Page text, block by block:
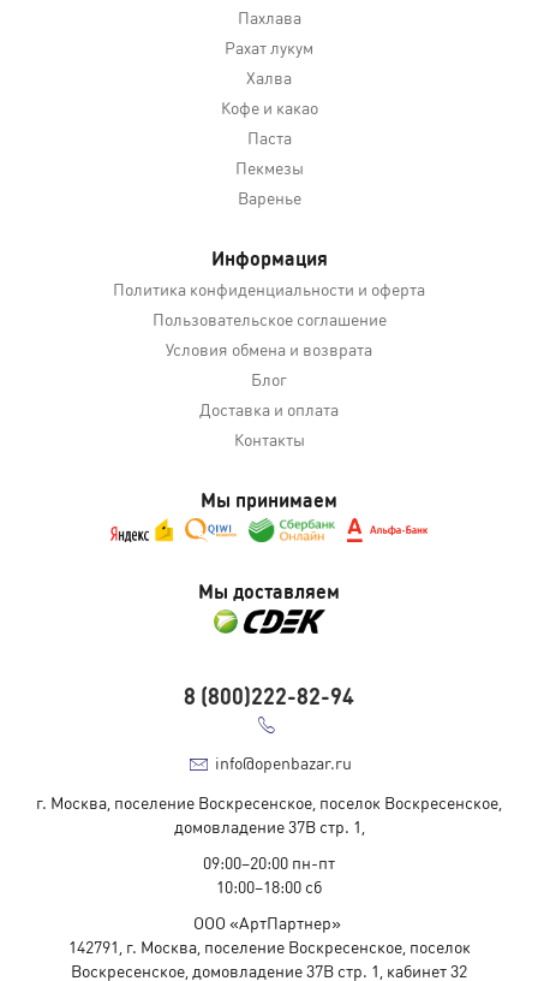
Пахлава
Рахат лукум
Халва
Кофе и какао
Паста
Пекмезы
Варенье
Информация
Политика конфиденциальности и оферта
Пользовательское соглашение
Условия обмена и возврата
Блог
Доставка и оплата
Контакты
Мы принимаем
Мы доставляем
8 (800)222-82-94
info@openbazar.ru
г. Москва, поселение Воскресенское, поселок Воскресенское,
домовладение 37В стр. 1,
09:00–20:00 пн-пт
10:00–18:00 cб
ООО «АртПартнер»
142791, г. Москва, поселение Воскресенское, поселок
Воскресенское, домовладение 37В стр. 1, кабинет 32